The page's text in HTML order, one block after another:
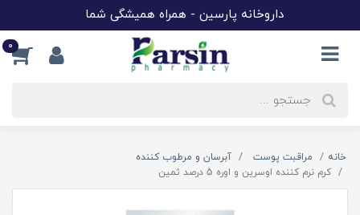
داروخانه پارسین - همراه همیشگی شما
0
خانه مراقبت پوست
آبرسان و مرطوب کننده
کرم نرم کننده اوسرین و اوره 5 درصد ثمین